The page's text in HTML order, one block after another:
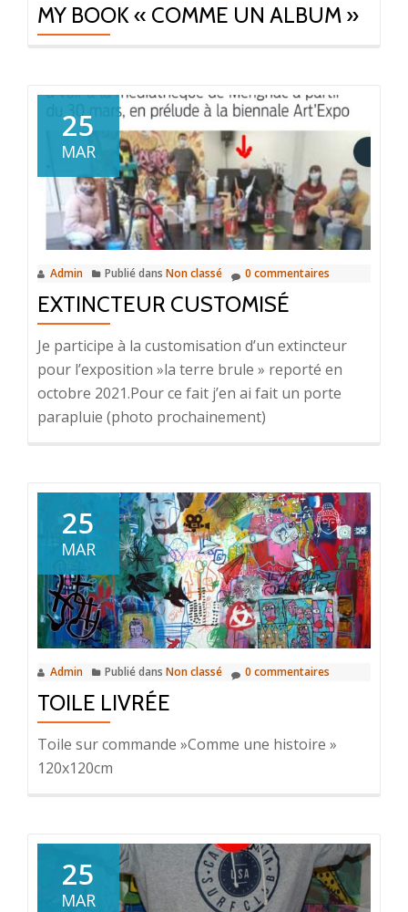
MY BOOK « COMME UN ALBUM »
25
MAR
Admin Publié dans Non classé 0 commentaires
EXTINCTEUR CUSTOMISÉ
Je participe à la customisation d’un extincteur
pour l’exposition »la terre brule » reporté en
octobre 2021.Pour ce fait j’en ai fait un porte
parapluie (photo prochainement)
25
MAR
Admin Publié dans Non classé 0 commentaires
TOILE LIVRÉE
Toile sur commande »Comme une histoire »
120x120cm
25
MAR